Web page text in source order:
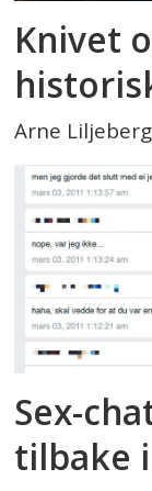
Knivet
Arne
Sex-
tilbake i